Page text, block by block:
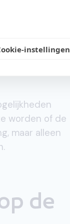
instellingen
van alle
juist
worden of de
maar alleen
de